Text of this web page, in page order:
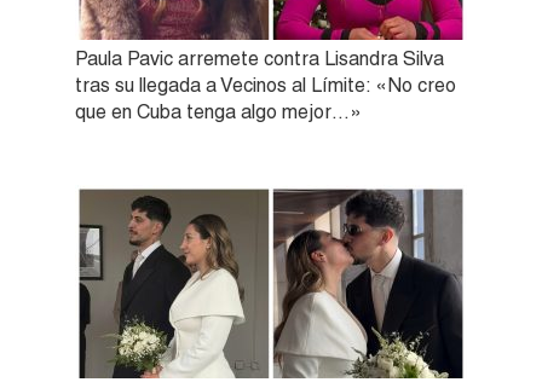
Paula Pavic arremete contra Lisandra Silva
tras su llegada a Vecinos al Límite: «No creo
que en Cuba tenga algo mejor…»